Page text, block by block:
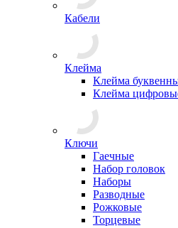
Кабели
Клейма
Клейма
Клейма
Ключи
Гаечные
Набор головок
Наборы
Разводные
Рожковые
Торцевые